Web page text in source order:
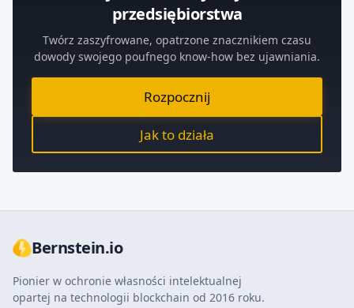
przedsiębiorstwa
Twórz zaszyfrowane, opatrzone znacznikiem czasu
dowody swojego poufnego know-how bez ujawniania.
Rozpocznij
Jak to działa
Bernstein.io
Pionier w ochronie własności intelektualnej
opartej na technologii blockchain od 2016 roku.